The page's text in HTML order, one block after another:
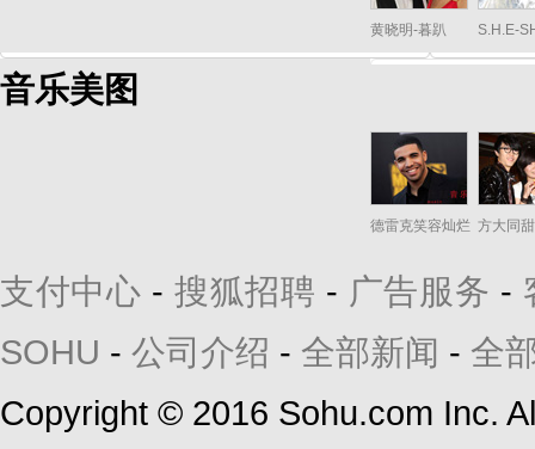
黄晓明-暮趴 S.H.E-
音乐美图
德雷克笑容灿烂 方大同
支付中心 - 搜狐招聘 - 广告服务 -
SOHU - 公司介绍 - 全部新闻 - 全
Copyright © 2016 Sohu.com Inc.